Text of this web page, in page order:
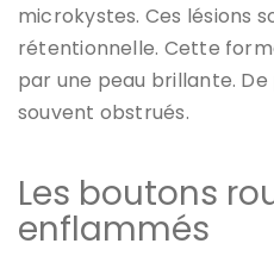
microkystes. Ces lésions
rétentionnelle. Cette
par une peau brillante.
souvent obstrués.
Les boutons
enflammés